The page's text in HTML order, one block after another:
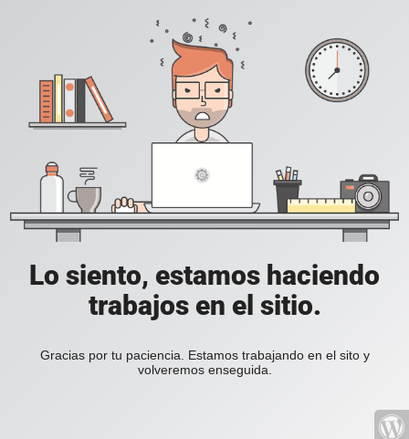
Lo siento, estamos haciendo
trabajos en el sitio.
Gracias por tu paciencia. Estamos trabajando en el sito y
volveremos enseguida.